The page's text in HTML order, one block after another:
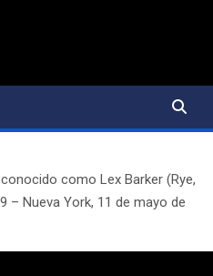
como Lex Barker (Rye,
– Nueva York, 11 de mayo de